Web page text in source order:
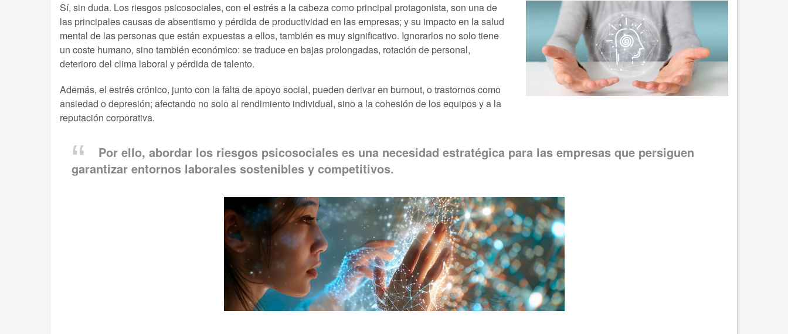
Sí, sin duda. Los riesgos psicosociales, con el estrés a la cabeza como principal protagonista, son una de
las principales causas de absentismo y pérdida de productividad en las empresas; y su impacto en la salud
mental de las personas que están expuestas a ellos, también es muy significativo. Ignorarlos no solo tiene
un coste humano, sino también económico: se traduce en bajas prolongadas, rotación de personal,
deterioro del clima laboral y pérdida de talento.
Además, el estrés crónico, junto con la falta de apoyo social, pueden derivar en burnout, o trastornos como
ansiedad o depresión; afectando no solo al rendimiento individual, sino a la cohesión de los equipos y a la
reputación corporativa.
Por ello, abordar los riesgos psicosociales es una necesidad estratégica para las empresas que persiguen
garantizar entornos laborales sostenibles y competitivos.